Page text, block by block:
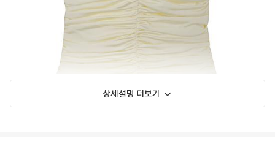
상세설명 더보기